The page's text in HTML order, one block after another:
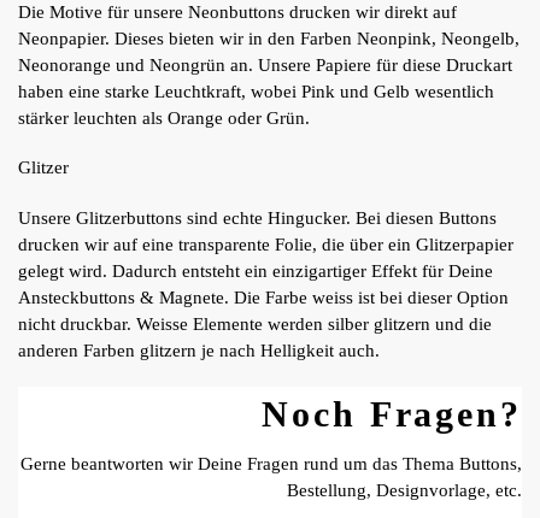
Die Motive für unsere Neonbuttons drucken wir direkt auf
Neonpapier. Dieses bieten wir in den Farben Neonpink, Neongelb,
Neonorange und Neongrün an. Unsere Papiere für diese Druckart
haben eine starke Leuchtkraft, wobei Pink und Gelb wesentlich
stärker leuchten als Orange oder Grün.
Glitzer
Unsere Glitzerbuttons sind echte Hingucker. Bei diesen Buttons
drucken wir auf eine transparente Folie, die über ein Glitzerpapier
gelegt wird. Dadurch entsteht ein einzigartiger Effekt für Deine
Ansteckbuttons & Magnete. Die Farbe weiss ist bei dieser Option
nicht druckbar. Weisse Elemente werden silber glitzern und die
anderen Farben glitzern je nach Helligkeit auch.
Noch Fragen?
Gerne beantworten wir Deine Fragen rund um das Thema Buttons,
Bestellung, Designvorlage, etc.